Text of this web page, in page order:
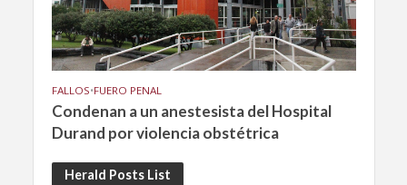
FALLOS•FUERO PENAL
Condenan a un anestesista del Hospital
Durand por violencia obstétrica
Herald Posts List